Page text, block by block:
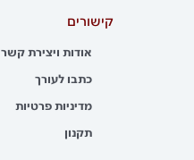
קישורים
אודות ויצירת קשר
כתבו לעורך
מדיניות פרטיות
תקנון